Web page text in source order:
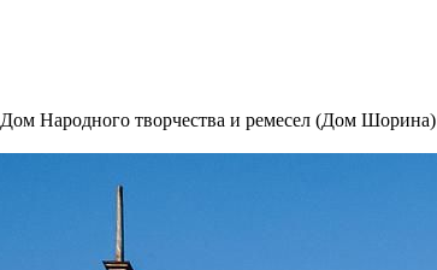
Дом Народного творчества и ремесел (Дом Шорина)